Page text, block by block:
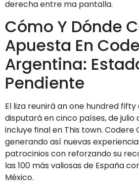
derecha entre ma pantalla.
Cómo Y Dónde
Apuesta En
Argentina:
Pendiente
El liza reunirá an one hundred fifty
disputará en cinco países, de julio
incluye final en This town. Codere
generando así nuevas
patrocinios con reforzando su
las 100 más valiosas de España
México.